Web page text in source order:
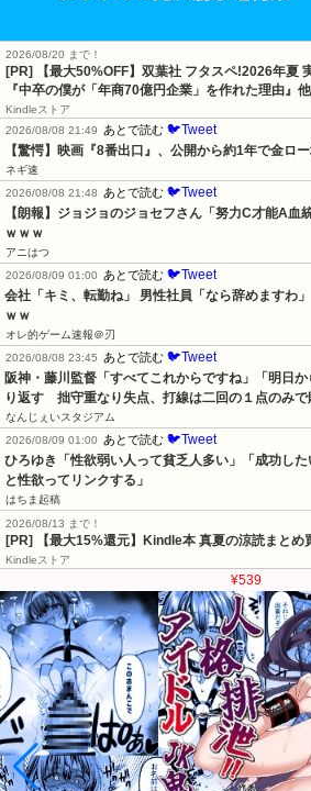
2026/08/20 まで！
[PR]
【最大50%OFF】双葉社 フタスペ!2026年夏
『中卒の僕が「年商70億円企業」を作れた理由』他
Kindleストア
2026/08/08 21:49
あとで読む 🐦Tweet
【驚愕】映画『8番出口』、公開から約1年で金ロ
ネギ速
2026/08/08 21:48
あとで読む 🐦Tweet
【朗報】ジョジョのジョセフさん「努力C才能A
ｗｗｗ
アニはつ
2026/08/09 01:00
あとで読む 🐦Tweet
会社「キミ、転勤ね」 男性社員「なら辞めますわ
ｗｗ
オレ的ゲーム速報＠刃
2026/08/08 23:45
あとで読む 🐦Tweet
阪神・藤川監督「すべてこれからですね」「明日
り返す　拙守重なり失点、打線は二回の１点のみで
なんじぇいスタジアム
2026/08/09 01:00
あとで読む 🐦Tweet
ひろゆき「性欲弱い人って貧乏人多い」「成功し
と性欲ってリンクする」
はちま起稿
2026/08/13 まで！
[PR] 【最大15%還元】Kindle本 真夏の涼読まとめ
Kindleストア
¥539